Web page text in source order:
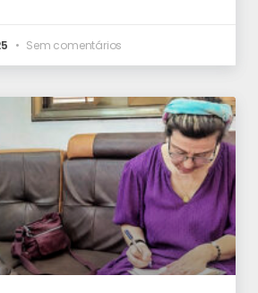
Sem comentários